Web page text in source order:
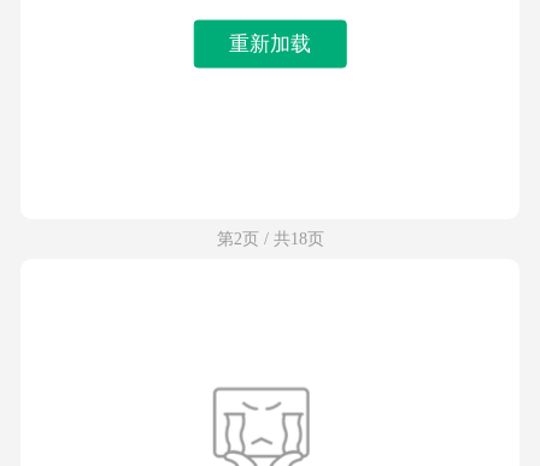
重新加载
第2页 / 共18页